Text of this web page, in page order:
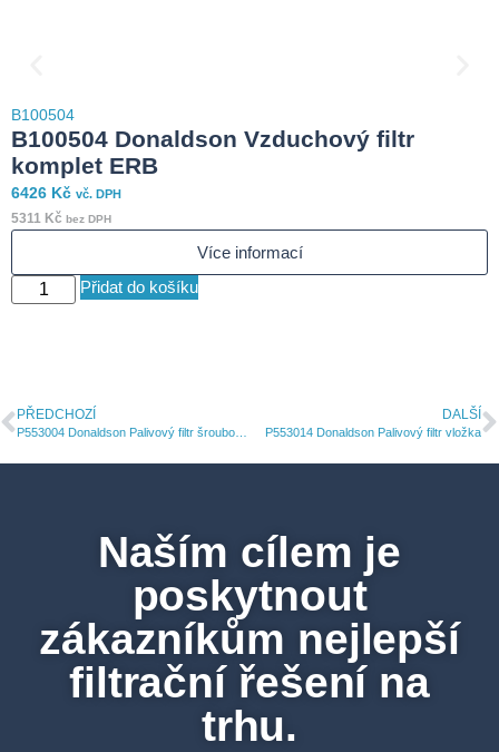
B100504
B100504 Donaldson Vzduchový filtr
komplet ERB
6426 Kč vč. DPH
5311 Kč bez DPH
Více informací
Přidat do košíku
PŘEDCHOZÍ DALŠÍ
P553014 Donaldson Palivový filtr vložka
Naším cílem je
poskytnout
zákazníkům nejlepší
filtrační řešení na
trhu.